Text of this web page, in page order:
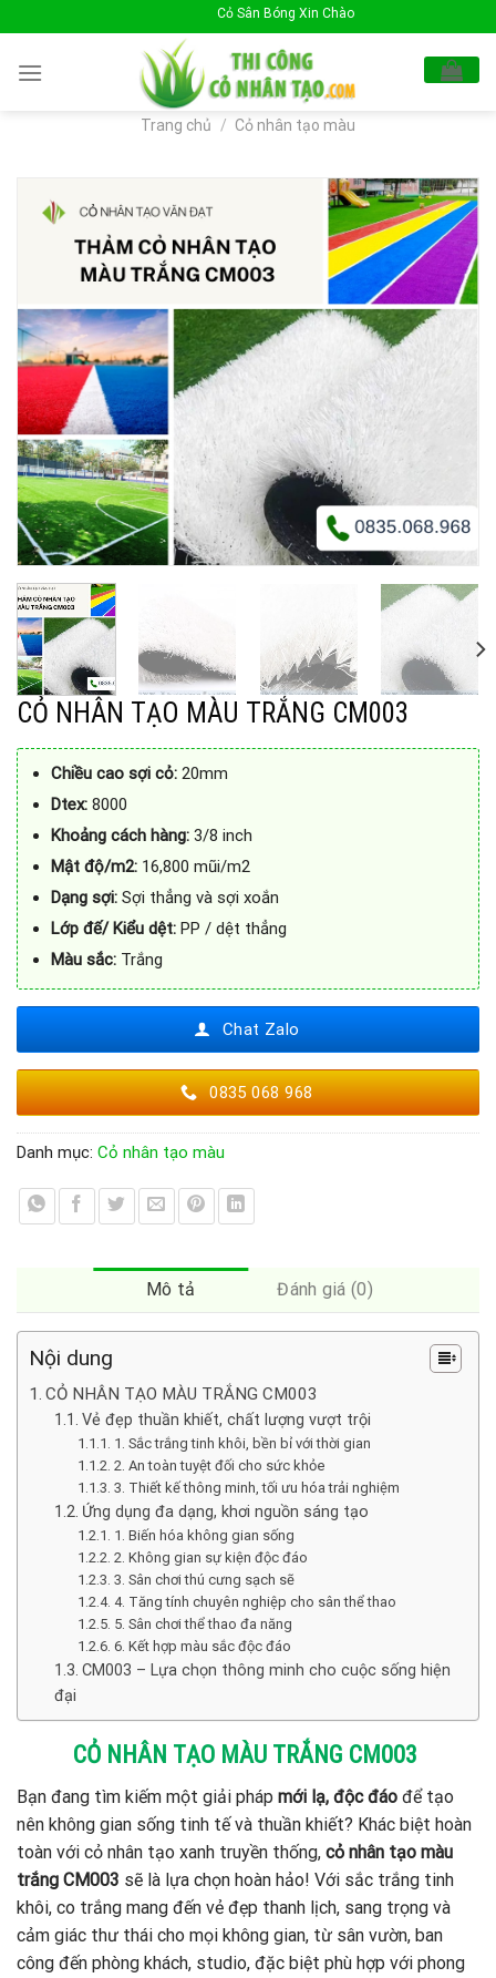
to
content
Cỏ Sân Bóng Xin Chào Quý Khách !
Trang chủ / Cỏ nhân tạo màu
CỎ NHÂN TẠO MÀU TRẮNG CM003
Chiều cao sợi cỏ: 20mm
Dtex:8000
Khoảng cách hàng:3/8 inch
Mật độ/m2:16,800 mũi/m2
Dạng sợi:Sợi thẳng và sợi xoắn
Lớp đế/ Kiểu dệt:PP / dệt thẳng
Màu sắc:Trắng
Chat Zalo
0835 068 968
Danh mục: Cỏ nhân tạo màu
Mô tả Đánh giá (0)
Nội dung
CỎ NHÂN TẠO MÀU TRẮNG CM003
Vẻ đẹp thuần khiết, chất lượng vượt trội
1. Sắc trắng tinh khôi, bền bỉ với thời gian
2. An toàn tuyệt đối cho sức khỏe
3. Thiết kế thông minh, tối ưu hóa trải nghiệm
Ứng dụng đa dạng, khơi nguồn sáng tạo
1. Biến hóa không gian sống
2. Không gian sự kiện độc đáo
3. Sân chơi thú cưng sạch sẽ
4. Tăng tính chuyên nghiệp cho sân thể thao
5. Sân chơi thể thao đa năng
6. Kết hợp màu sắc độc đáo
CM003 – Lựa chọn thông minh cho cuộc sống hiện
đại
CỎ NHÂN TẠO MÀU TRẮNG CM003
Bạn đang tìm kiếm một giải pháp mới lạ, độc đáo để tạo
nên không gian sống tinh tế và thuần khiết? Khác biệt hoàn
toàn với cỏ nhân tạo xanh truyền thống, cỏ nhân tạo màu
trắng CM003 sẽ là lựa chọn hoàn hảo! Với sắc trắng tinh
khôi, co trắng mang đến vẻ đẹp thanh lịch, sang trọng và
cảm giác thư thái cho mọi không gian, từ sân vườn, ban
công đến phòng khách, studio, đặc biệt phù hợp với phong